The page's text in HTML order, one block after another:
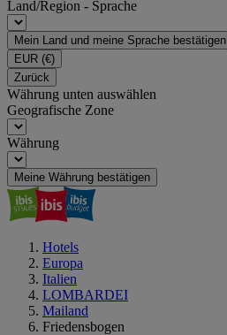
Land/Region - Sprache
Mein Land und meine Sprache bestätigen
EUR (€)
Zurück
Währung unten auswählen
Geografische Zone
Währung
Meine Währung bestätigen
Hotels
Europa
Italien
LOMBARDEI
Mailand
Friedensbogen